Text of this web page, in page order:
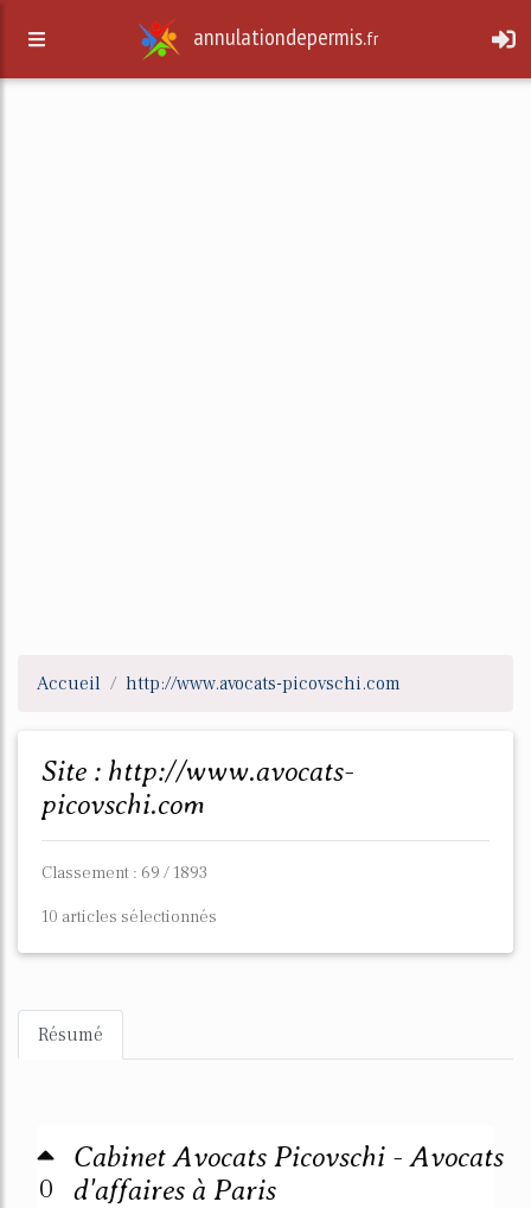
annulationdepermis.fr
Accueil http://www.avocats-picovschi.com
Site : http://www.avocats-
picovschi.com
Classement : 69 / 1893
10 articles sélectionnés
Résumé
0
Cabinet Avocats Picovschi - Avocats
d'affaires à Paris